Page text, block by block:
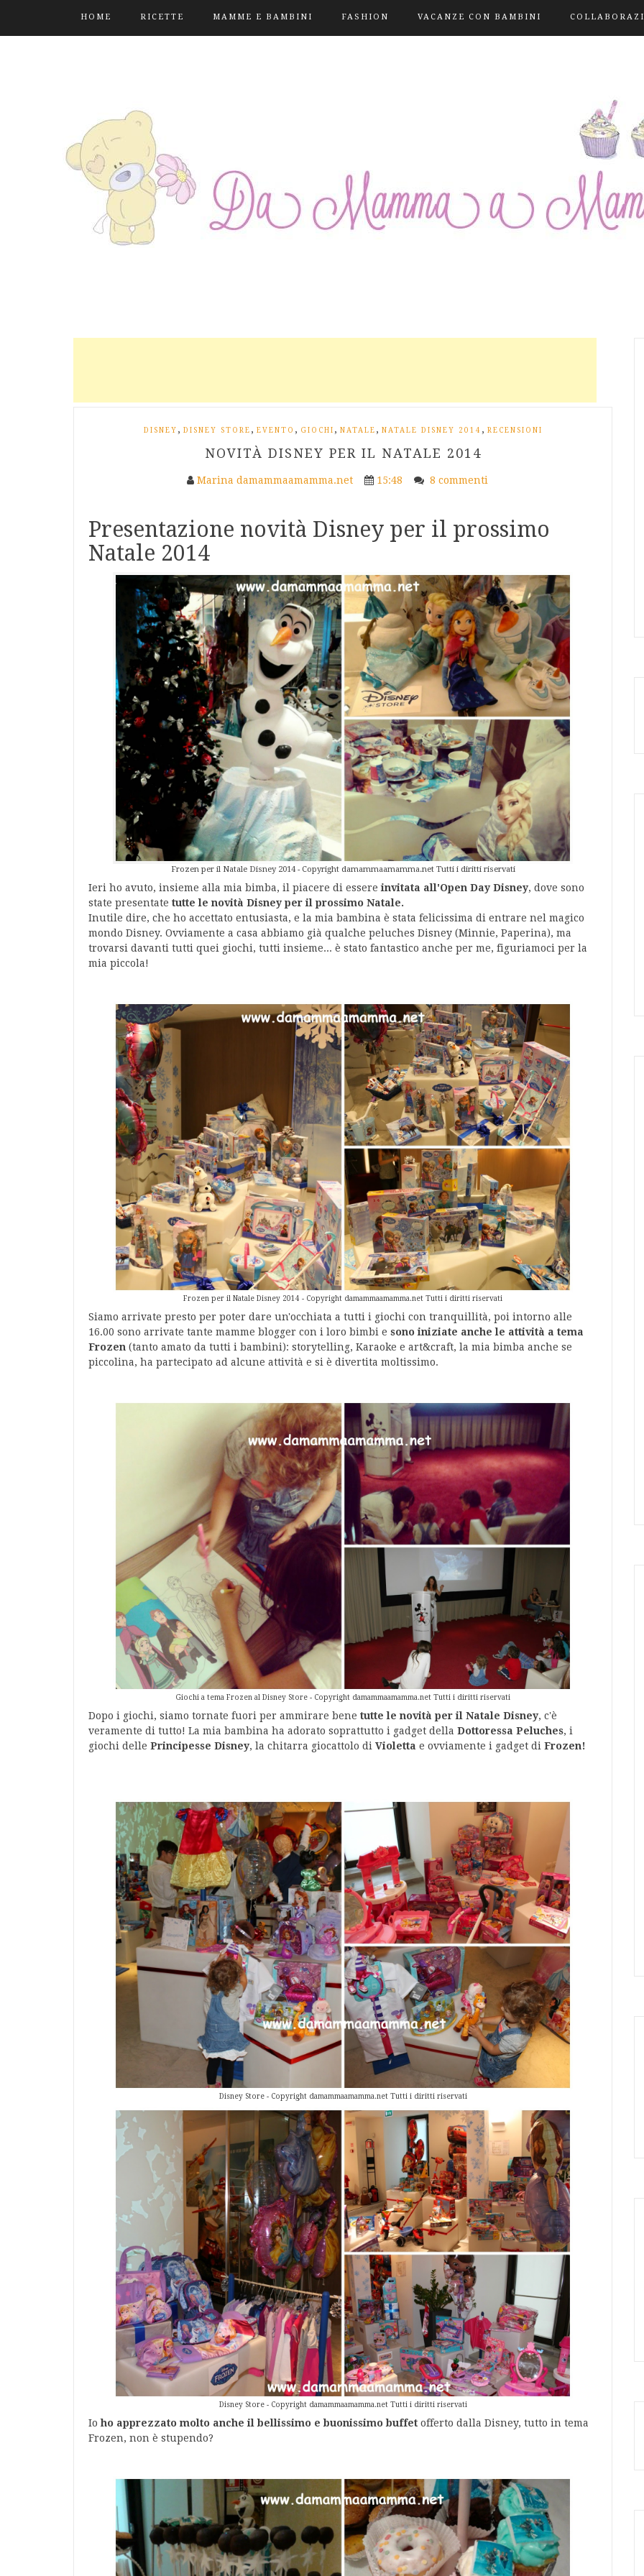
HOME RICETTE MAMME E BAMBINI FASHION VACANZE CON BAMBINI
DISNEY , DISNEY STORE , EVENTO , GIOCHI , NATALE , NATALE DISNEY 2014 , RECENSIONI
NOVITÀ DISNEY PER IL NATALE 2014
Marina damammaamamma.net 15:48 8 commenti
Presentazione novità Disney per il prossimo
Natale 2014
Frozen per il Natale Disney 2014 - Copyright damammaamamma.net Tutti i diritti riservati
Ieri ho avuto, insieme alla mia bimba, il piacere di essereinvitata all'Open Day Disney, dove sono
state presentate tutte le novità Disney per il prossimo Natale.
Inutile dire, che ho accettato entusiasta, e la mia bambina è stata felicissima di entrare nel magico
mondo Disney. Ovviamente a casa abbiamo già qualche peluches Disney (Minnie, Paperina), ma
trovarsi davanti tutti quei giochi, tutti insieme... è stato fantastico anche per me, figuriamoci per la
mia piccola!
Frozen per il Natale Disney 2014 - Copyright damammaamamma.net Tutti i diritti riservati
Siamo arrivate presto per poter dare un'occhiata a tutti i giochi con tranquillità, poi intorno alle
16.00 sono arrivate tante mamme blogger con i loro bimbi e sono iniziate anche le attività a tema
Frozen (tanto amato da tutti i bambini): storytelling, Karaoke e art&craft, la mia bimba anche se
piccolina, ha partecipato ad alcune attività e si è divertita moltissimo.
Giochi a tema Frozen al Disney Store - Copyright damammaamamma.net Tutti i diritti riservati
Dopo i giochi, siamo tornate fuori per ammirare bene tutte le novità per il Natale Disney, c'è
veramente di tutto! La mia bambina ha adorato soprattutto i gadget della Dottoressa Peluches, i
giochi delle Principesse Disney, la chitarra giocattolo di Violetta e ovviamente i gadget di Frozen!
Disney Store - Copyright damammaamamma.net Tutti i diritti riservati
Disney Store - Copyright damammaamamma.net Tutti i diritti riservati
Ioho apprezzato molto anche il bellissimo e buonissimo buffet offerto dalla Disney, tutto in tema
Frozen, non è stupendo?